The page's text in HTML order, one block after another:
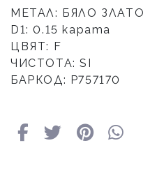
МЕТАЛ: БЯЛО ЗЛАТО
D1: 0.15 карата
ЦВЯТ: F
ЧИСТОТА: SI
БАРКОД: P757170